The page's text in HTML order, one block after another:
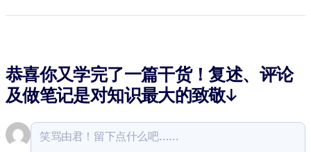
恭喜你又学完了一篇干货！复述、评论
及做笔记是对知识最大的致敬↓